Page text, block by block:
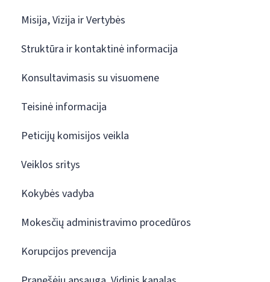
Misija, Vizija ir Vertybės
Struktūra ir kontaktinė informacija
Konsultavimasis su visuomene
Teisinė informacija
Peticijų komisijos veikla
Veiklos sritys
Kokybės vadyba
Mokesčių administravimo procedūros
Korupcijos prevencija